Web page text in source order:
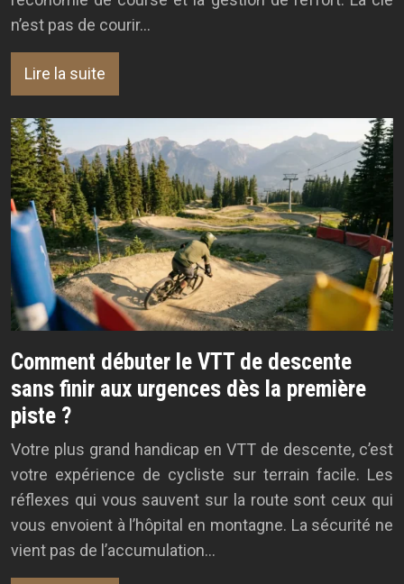
n’est pas de courir…
Lire la suite
Comment débuter le VTT de descente
sans finir aux urgences dès la première
piste ?
Votre plus grand handicap en VTT de descente, c’est
votre expérience de cycliste sur terrain facile. Les
réflexes qui vous sauvent sur la route sont ceux qui
vous envoient à l’hôpital en montagne. La sécurité ne
vient pas de l’accumulation…